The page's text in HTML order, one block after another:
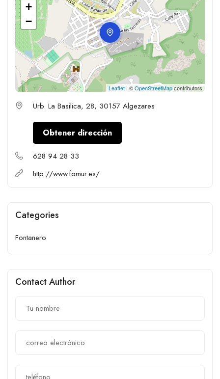
+
−
Leaflet | ©OpenStreetMapcontributors
Urb. La Basilica, 28, 30157 Algezares
Obtener dirección
628 94 28 33
http://www.fomur.es/
Categories
Fontanero
Contact Author